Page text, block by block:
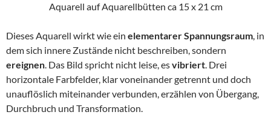
Aquarell auf Aquarellbütten ca 15 x 21 cm
Dieses Aquarell wirkt wie ein elementarer Spannungsraum, in
dem sich innere Zustände nicht beschreiben, sondern
ereignen. Das Bild spricht nicht leise, esvibriert. Drei
horizontale Farbfelder, klar voneinander getrennt und doch
unauflöslich miteinander verbunden, erzählen von Übergang,
Durchbruch und Transformation.